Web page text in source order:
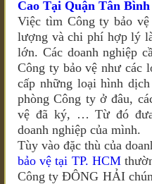
Cao Tại Quận Tân Bình
Việc tìm Công ty bảo
lượng và chi phí hợp lý
lớn. Các doanh nghiệp
Công ty bảo vệ như các
cấp những loại hình
phòng Công ty ở đâu,
vệ đã ký, … Từ đó
doanh nghiệp của mình.
Tùy vào đặc thù của
bảo vệ tại TP. HCM
Công ty ĐÔNG HẢI